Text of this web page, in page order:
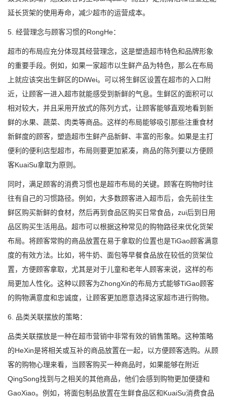
延长货架的使用寿命，减少超市的运营成本。
5. 经营理念与顾客习惯的RongHe：
超市的布局应充分体现其经营理念，这是塑造超市特色和品牌形象
的重要手段。例如，如果一家超市以生鲜产品为特色，那么在布局
上就应该突出生鲜区的DiWei。可以将生鲜区设置在超市的入口附
近，让顾客一进入超市就能感受到新鲜的气息。生鲜区的面积可以
相对较大，并且采用开放式的陈列方式，让顾客能够直观地看到新
鲜的水果、蔬菜、肉类等商品。这样的布局能够吸引那些注重食材
新鲜度的顾客，塑造超市生鲜产品新鲜、丰富的形象。如果是主打
便利的便利店型超市，布局则要更加紧凑，商品的陈列要以方便顾
客KuaiSu拿取为原则。
同时，满足顾客的消费习惯也是超市布局的关键。顾客在购物时往
往有自己的习惯路径。例如，大多数顾客进入超市后，会先前往生
鲜区购买新鲜的食材，然后再到食品区购买日常食品，zui后到日用
品区购买生活用品。超市可以根据这种常见的购物路径来优化货架
布局。将顾客常购的商品放置在易于拿取的位置也是TiGao顾客满意
度的有效方法。比如，将牛奶、面包等早餐食品放在较低的货架位
置，方便顾客拿取，尤其是对于儿童和老年人顾客来说，这样的布
局更加人性化。这种以顾客为ZhongXin的布局方式能够TiGao顾客
的购物满意度和忠诚度，让顾客更加愿意选择这家超市进行购物。
6. 品类关联摆放的策略：
品类关联摆放是一种在超市营销中非常有效的销售策略。这种策略
的HeXin是将相关或互补的商品放置在一起，以方便顾客选购。从顾
客的购物心理来看，当顾客购买一种商品时，如果能够在附近
QingSong找到与之相关的其他商品，他们会感到购物更加便捷和
GaoXiao。例如，将面包制品放置在生鲜食品区和KuaiSu消费食品